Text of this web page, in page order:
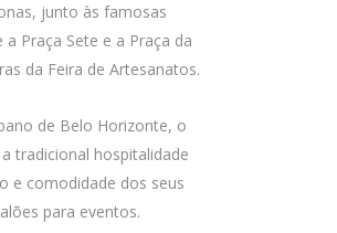
junto às famosas
Praça Sete e a Praça da
da Feira de Artesanatos.
de Belo Horizonte, o
tradicional hospitalidade
e comodidade dos seus
para eventos.